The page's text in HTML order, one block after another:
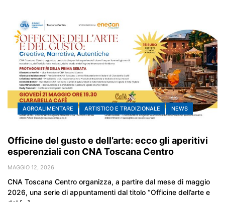
AGROALIMENTARE ARTISTICO E TRADIZIONALE NEWS
Officine del gusto e dell’arte: ecco gli aperitivi
esperenziali con CNA Toscana Centro
MAGGIO 12, 2026
CNA Toscana Centro organizza, a partire dal mese di maggio
2026, una serie di appuntamenti dal titolo “Officine dell’arte e